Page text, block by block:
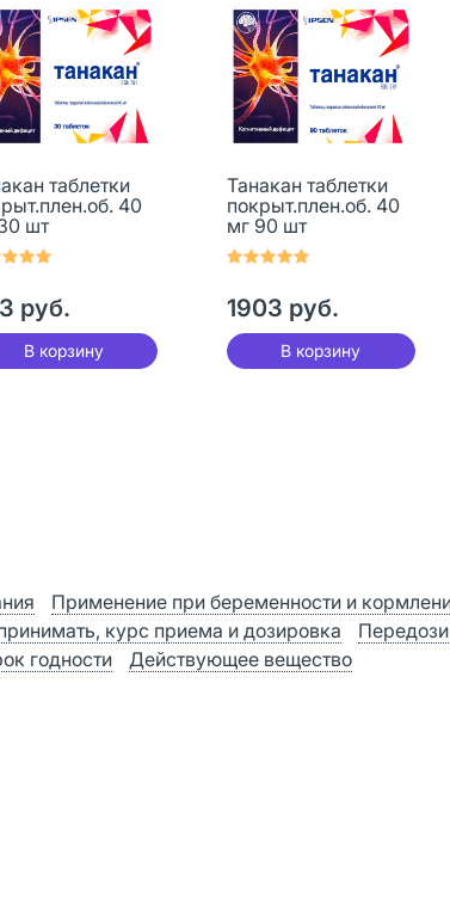
таблетки
40
шт
руб.
В корзину
Танакан таблетки
покрыт.плен.об. 40
мг 90 шт
1903 руб.
В корзину
Применение при беременности и
курс приема и дозировка
годности Действующее вещество